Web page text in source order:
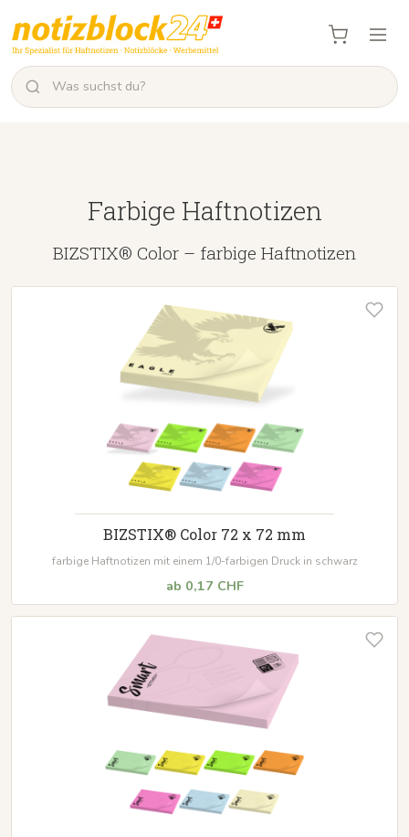
Farbige Haftnotizen
BIZSTIX® Color – farbige Haftnotizen
BIZSTIX® Color 72 x 72 mm
farbige Haftnotizen mit einem 1/0-farbigen Druck in schwarz
ab 0,17 CHF